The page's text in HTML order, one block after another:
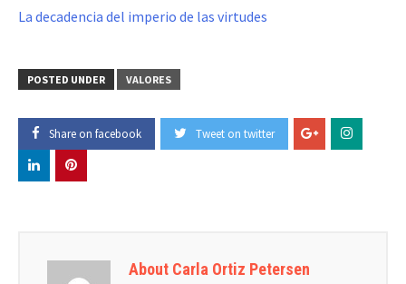
La decadencia del imperio de las virtudes
POSTED UNDER VALORES
Share on facebook Tweet on twitter
About Carla Ortiz Petersen